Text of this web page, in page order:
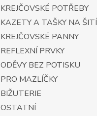
KREJČOVSKÉ POTŘEBY
KAZETY A TAŠKY NA ŠITÍ
KREJČOVSKÉ PANNY
REFLEXNÍ PRVKY
ODĚVY BEZ POTISKU
PRO MAZLÍČKY
BIŽUTERIE
OSTATNÍ